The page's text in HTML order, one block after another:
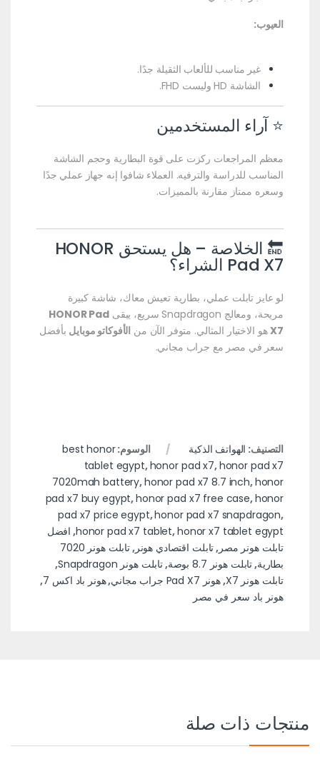
العيوب:
غير مناسب للألعاب الثقيلة جدًا.
الشاشة HD وليست FHD.
⭐ آراء المستخدمين
معظم المراجعات ركزت على قوة البطارية وحجم الشاشة
المناسب للدراسة والترفيه. العملاء شافوا إنه جهاز عملي جدًا
وسعره ممتاز مقارنة بالمميزات.
🔚 الخلاصة – هل يستحق HONOR
Pad X7 الشراء؟
لو عايز تابلت عملي، بطارية تعيش معاك، شاشة كبيرة
مريحة، ومعالج Snapdragon سريع، يبقى
HONOR Pad
X7هو الاختيار المثالي. متوفر الآن من الأفوكاتو موبايل بأفضل
سعر في مصر مع جراب مجاني.
التصنيف: الهواتف الذكية الوسوم:best honor
tablet egypt,honor pad x7,honor pad x7
7020mah battery,honor pad x7 8.7 inch,honor
pad x7 buy egypt,honor pad x7 free case,honor
pad x7 price egypt,honor pad x7 snapdragon,
honor pad x7 tablet,honor x7 tablet egypt
, افضل
تابلت هونر مصر,تابلت اقتصادي هونر,
تابلت هونر 7020
بطارية,تابلت هونر 8.7 بوصة ,تابلت هونر Snapdragon
,
تابلت هونر X7
,هونر Pad X7 جراب مجاني ,هونر باد اكس 7
,
هونر باد سعر في مصر
منتجات ذات صلة